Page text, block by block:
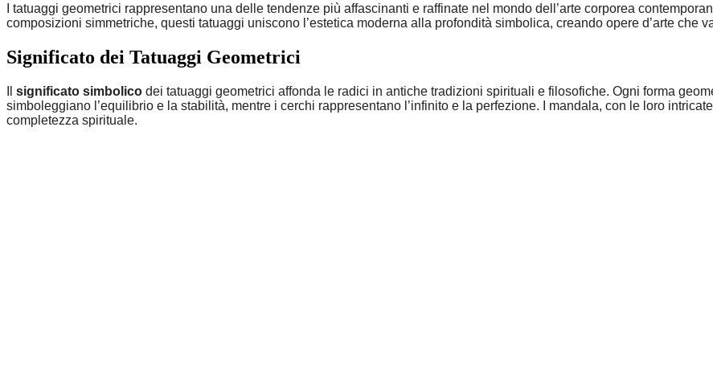
I tatuaggi geometrici rappresentano una delle tendenze più affascinanti e raffinate nel mondo dell’arte corporea
composizioni simmetriche, questi tatuaggi uniscono l’estetica moderna alla profondità simbolica, creando opere d’arte che
Significato dei Tatuaggi Geometrici
significato simbolico dei tatuaggi geometrici affonda le radici in antiche tradizioni spirituali e filosofiche. Ogni forma
simboleggiano l’equilibrio e la stabilità, mentre i cerchi rappresentano l’infinito e la perfezione. I mandala, con le loro
completezza spirituale.